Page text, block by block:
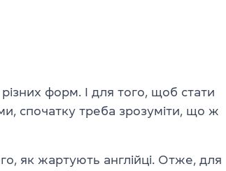
форм. І для того, щоб стати
спочатку треба зрозуміти, що ж
як жартують англійці. Отже, для